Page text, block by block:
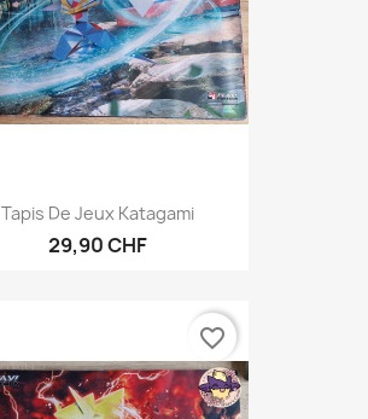
Tapis De Jeux Katagami
29,90 CHF
favorite_border